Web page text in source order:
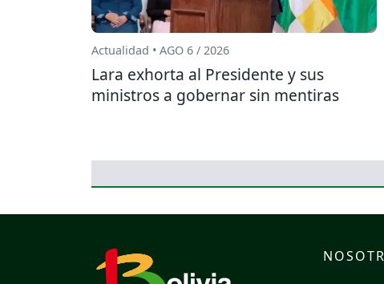
Actualidad • AGO 6 / 2026
Lara exhorta al Presidente y sus
ministros a gobernar sin mentiras